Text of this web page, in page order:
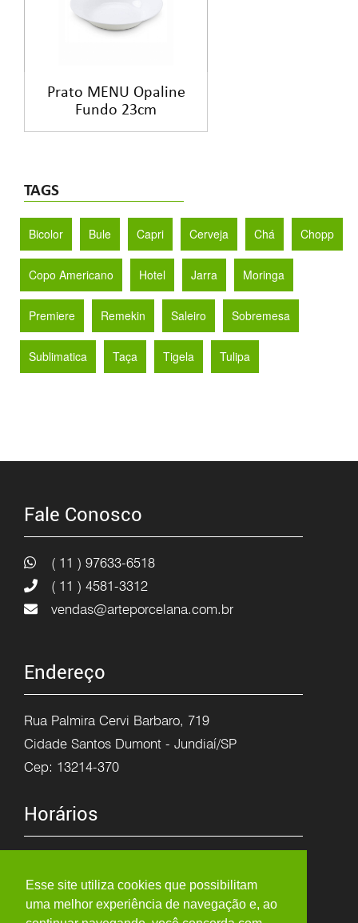
Esse site utiliza cookies que possibilitam
uma melhor experiência de navegação e, ao
Prato MENU Opaline
Fundo 23cm
TAGS
Bicolor Bule Capri Cerveja Chá Chopp
Copo Americano Hotel Jarra Moringa
Premiere Remekin Saleiro Sobremesa
Sublimatica Taça Tigela Tulipa
Fale Conosco
( 11 ) 97633-6518
( 11 ) 4581-3312
vendas@arteporcelana.com.br
Endereço
Rua Palmira Cervi Barbaro, 719
Cidade Santos Dumont - Jundiaí/SP
Cep: 13214-370
Horários
8h as 12h
13:15h as 17:30h